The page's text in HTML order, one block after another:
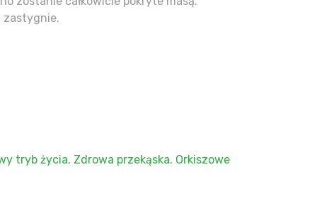
zastygnie.
tryb życia, Zdrowa przekąska, Orkiszowe